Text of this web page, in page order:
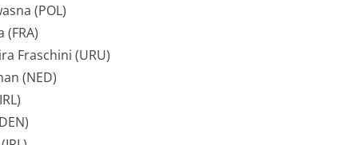
(POL)
(FRA)
Fraschini (URU)
(NED)